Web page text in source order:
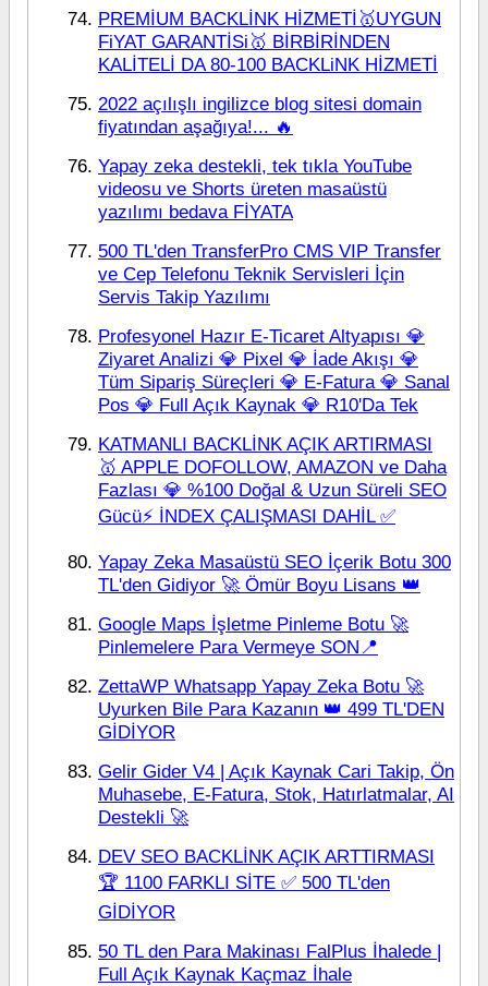
PREMİUM BACKLİNK HİZMETİ🥇UYGUN
FiYAT GARANTİSi🥇 BİRBİRİNDEN
KALİTELİ DA 80-100 BACKLiNK HİZMETİ
2022 açılışlı ingilizce blog sitesi domain
fiyatından aşağıya!... 🔥
Yapay zeka destekli, tek tıkla YouTube
videosu ve Shorts üreten masaüstü
yazılımı bedava FİYATA
500 TL'den TransferPro CMS VIP Transfer
ve Cep Telefonu Teknik Servisleri İçin
Servis Takip Yazılımı
Profesyonel Hazır E-Ticaret Altyapısı 💎
Ziyaret Analizi 💎 Pixel 💎 İade Akışı 💎
Tüm Sipariş Süreçleri 💎 E-Fatura 💎 Sanal
Pos 💎 Full Açık Kaynak 💎 R10'Da Tek
KATMANLI BACKLİNK AÇIK ARTIRMASI
🥇 APPLE DOFOLLOW, AMAZON ve Daha
Fazlası 💎 %100 Doğal & Uzun Süreli SEO
Gücü⚡ İNDEX ÇALIŞMASI DAHİL ✅
Yapay Zeka Masaüstü SEO İçerik Botu 300
TL'den Gidiyor 🚀 Ömür Boyu Lisans 👑
Google Maps İşletme Pinleme Botu 🚀
Pinlemelere Para Vermeye SON📍
ZettaWP Whatsapp Yapay Zeka Botu 🚀
Uyurken Bile Para Kazanın 👑 499 TL'DEN
GİDİYOR
Gelir Gider V4 | Açık Kaynak Cari Takip, Ön
Muhasebe, E-Fatura, Stok, Hatırlatmalar, AI
Destekli 🚀
DEV SEO BACKLİNK AÇIK ARTTIRMASI
🏆 1100 FARKLI SİTE ✅ 500 TL'den
GİDİYOR
50 TL den Para Makinası FalPlus İhalede |
Full Açık Kaynak Kaçmaz İhale